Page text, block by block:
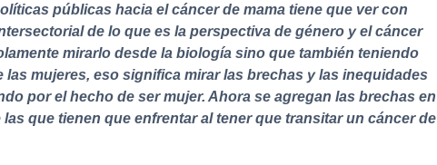
públicas hacia el cáncer de mama tiene que ver con
de lo que es la perspectiva de género y el cáncer
mirarlo desde la biología sino que también teniendo
las mujeres, eso significa mirar las brechas y las inequidades
por el hecho de ser mujer. Ahora se agregan las brechas en
que tienen que enfrentar al tener que transitar un cáncer de